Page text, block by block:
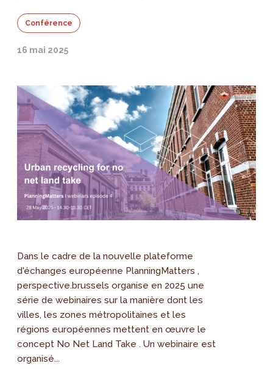
Conférence
16 mai 2025
Dans le cadre de la nouvelle plateforme
d'échanges européenne PlanningMatters ,
perspective.brussels organise en 2025 une
série de webinaires sur la manière dont les
villes, les zones métropolitaines et les
régions européennes mettent en œuvre le
concept No Net Land Take . Un webinaire est
organisé...